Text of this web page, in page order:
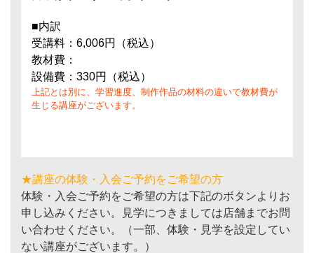
■内訳
受講料：6,006円（税込）
教材費：
設備費：330円（税込）
上記とは別に、学習進度、制作作品の材料の違いで教材費が
生じる講座がございます。
★講座の体験・入会ご予約をご希望の方
体験・入会ご予約をご希望の方は下記のボタンよりお
申し込みください。見学につきましては店舗までお問
い合わせください。（一部、体験・見学を設定してい
ない講座がございます。）